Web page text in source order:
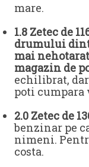
mare.
1.8 Zetec de
drumului
mai
magazin de
echilibrat,
poti cumpara
2.0 Zetec de
benzinar pe
nimeni.
costa.